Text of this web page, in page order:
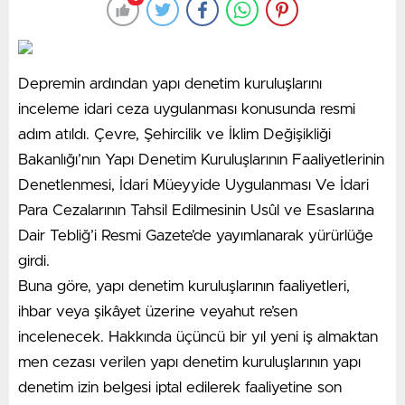
yapan Tok, 2022’de Ankara Yıldırım Beyazıt
Üniversitesi Sosyal Bilimler Meslek Yüksekokulu
programının ilk öğretim görevlisi olarak atandı.
“TAMAMEN TESADÜFEN KEŞFETTİM”
Tok, eylül ayına kadar öğretim görevlisi kadrosunun
tamamlanması ardından önümüzdeki dönem öğrenci
alımına başlayacaklarını söyledi. Kendi mezun olduğu
programda öğretim görevlisi olduğunu vurgulayan
Tok, “Eskiden biliyorsunuz dijital bu kadar önde
değildi, kılavuzlar vardı. Tercih kılavuzunu karıştırırken
‘Otobüs Kaptanlığı ve Hosteslik’ programı dikkatimi
çekti. Sonrasında ben de dedim ‘neden bu yenilikçi
bölümü okumayayım’, tamamen tesadüfen keşfettim
kendi kendime. ÖSYM’nin kılavuzundan buldum. Daha
Depremin ardından yapı denetim kuruluşlarını
inceleme idari ceza uygulanması konusunda resmi
adım atıldı. Çevre, Şehircilik ve İklim Değişikliği
Bakanlığı’nın Yapı Denetim Kuruluşlarının Faaliyetlerinin
Denetlenmesi, İdari Müeyyide Uygulanması Ve İdari
Para Cezalarının Tahsil Edilmesinin Usûl ve Esaslarına
Dair Tebliğ’i Resmi Gazete’de yayımlanarak yürürlüğe
girdi.
Buna göre, yapı denetim kuruluşlarının faaliyetleri,
ihbar veya şikâyet üzerine veyahut re’sen
incelenecek. Hakkında üçüncü bir yıl yeni iş almaktan
men cezası verilen yapı denetim kuruluşlarının yapı
denetim izin belgesi iptal edilerek faaliyetine son